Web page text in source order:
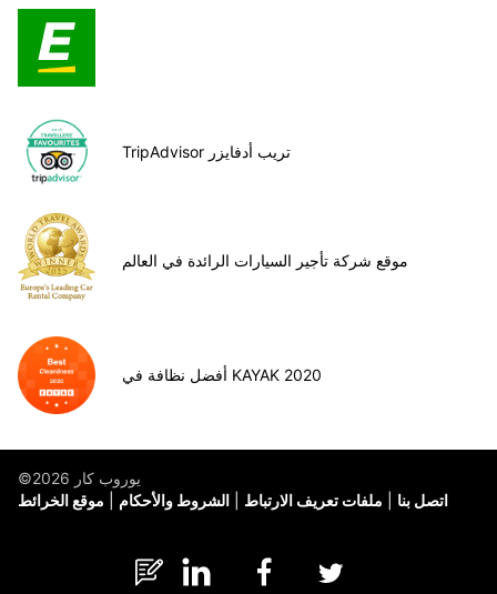
TripAdvisor تريب أدفايزر
موقع شركة تأجير السيارات الرائدة في العالم
أفضل نظافة في KAYAK 2020
©يوروب كار 2026
موقع الخرائط
الشروط والأحكام ملفات تعريف الارتباط اتصل بنا